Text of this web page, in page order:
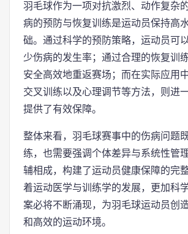
羽毛球作为一项对抗激烈、动作复杂
病的预防与恢复训练是运动员保持高
础。通过科学的预防策略，运动员可
少伤病的发生率；通过合理的恢复训
安全高效地重返赛场；而在实际应用
交叉训练以及心理调节等方法，则进
提供了有效保障。
整体来看，羽毛球赛事中的伤病问题
练，也需要强调个体差异与系统性管
辅相成，构建了运动员健康保障的完
着运动医学与训练学的发展，更加科
案必将不断涌现，为羽毛球运动员创
和高效的运动环境。